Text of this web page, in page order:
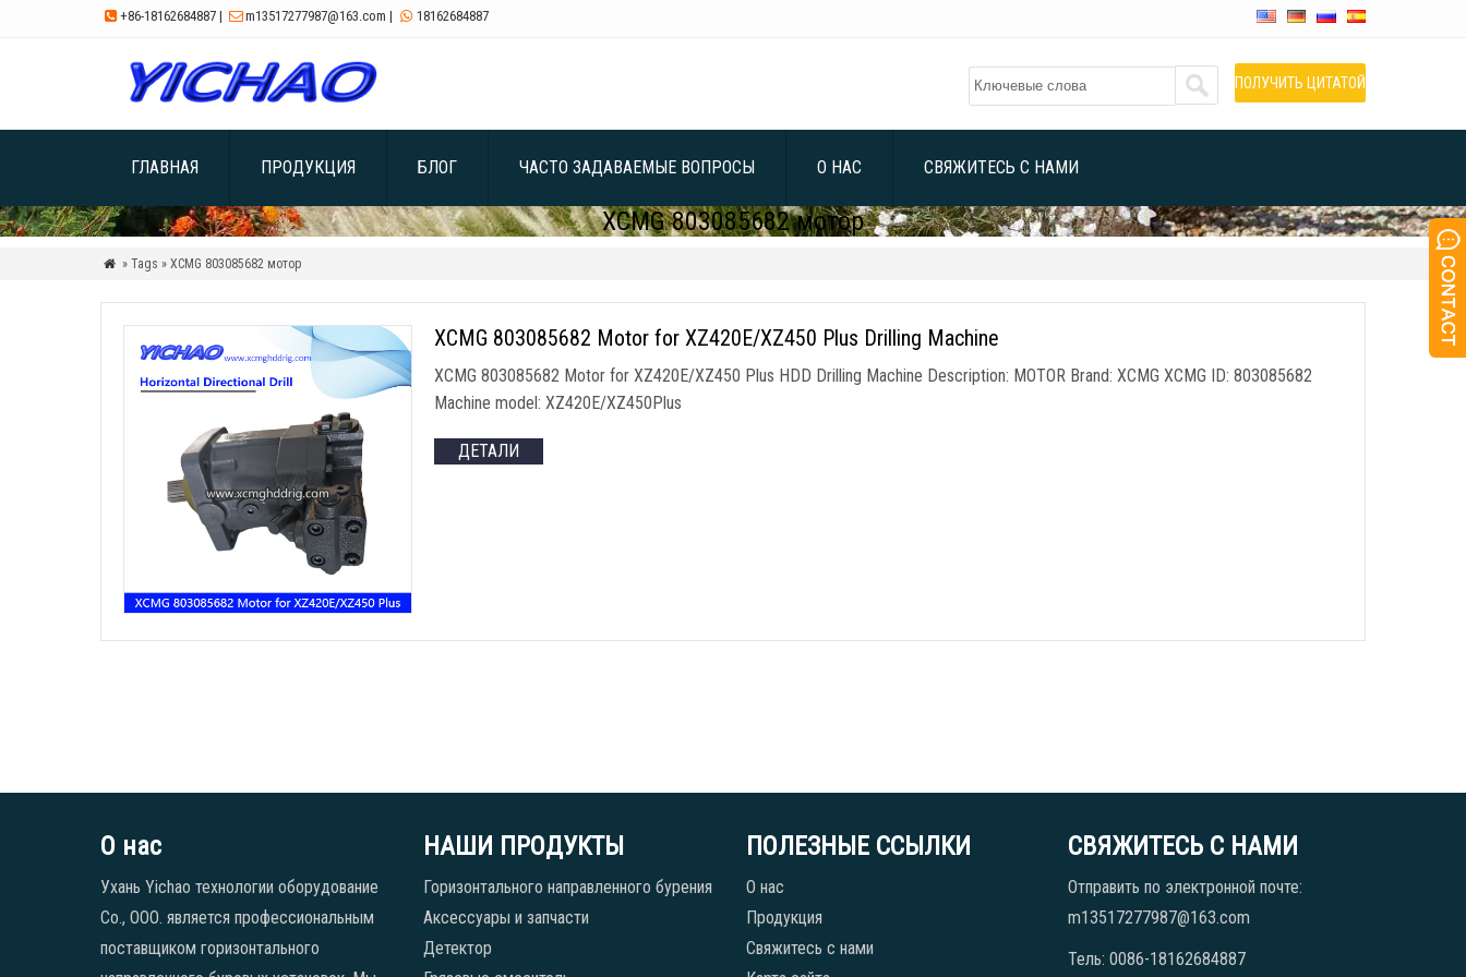
 +86-18162684887 | m13517277987@163.com |  18162684887
ПОЛУЧИТЬ ЦИТАТОЙ
ГЛАВНАЯ ПРОДУКЦИЯ БЛОГ ЧАСТО ЗАДАВАЕМЫЕ ВОПРОСЫ О НАС СВЯЖИТЕСЬ С НАМИ
XCMG 803085682 мотор
 » Tags » XCMG 803085682 мотор
XCMG 803085682 Motor for XZ420E/XZ450 Plus Drilling Machine
XCMG 803085682 Motor for XZ420E/XZ450 Plus HDD Drilling Machine Description: MOTOR Brand:XCMG XCMG ID: 803085682
Machine model:XZ420E/XZ450Plus
ДЕТАЛИ
О нас
Ухань Yichao технологии оборудование
Co., ООО. является профессиональным
поставщиком горизонтального
НАШИ ПРОДУКТЫ
Горизонтального направленного бурения
Аксессуары и запчасти
Детектор
ПОЛЕЗНЫЕ ССЫЛКИ
О нас
Продукция
Свяжитесь с нами
СВЯЖИТЕСЬ С НАМИ
Отправить по электронной почте:
m13517277987@163.com
Тель: 0086-18162684887